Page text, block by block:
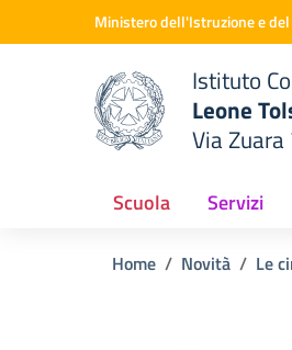
Vai ai contenuti
Vai al menu di navigazione
Ministero dell'Istruzione e
scuola
Istituto
Leone
Via
Scuola Servizi
Home Novità Le